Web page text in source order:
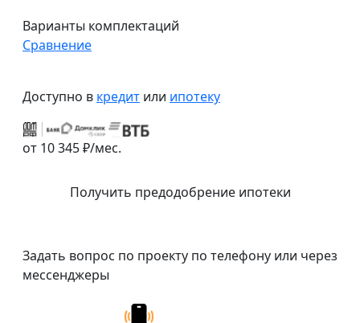
Варианты комплектаций
Сравнение
Доступно в кредит или ипотеку
от 10 345 ₽/мес.
Получить предодобрение ипотеки
Задать вопрос по проекту по телефону или через
мессенджеры